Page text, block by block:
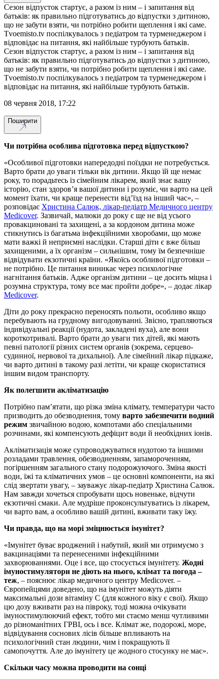
Сезон відпусток стартує, а разом із ним – і запитання від
батьків: як правильно підготуватись до відпустки з дитиною,
що не забути взяти, чи потрібно робити щеплення і які саме.
Tvoemisto.tv поспілкувалось з педіатром та турменеджером і
відповідає на питання, які найбільше турбують батьків.
Сезон відпусток стартує, а разом із ним – і запитання від
батьків: як правильно підготуватись до відпустки з дитиною,
що не забути взяти, чи потрібно робити щеплення і які саме.
Tvoemisto.tv поспілкувалось з педіатром та турменеджером і
відповідає на питання, які найбільше турбують батьків.
08 червня 2018, 17:22
Поширити
Чи потрібна особлива підготовка перед відпусткою?
«Особливої підготовки напередодні поїздки не потребується.
Варто брати до уваги тільки вік дитини. Якщо їй ще немає
року, то порадьтесь із сімейним лікарем, який знає вашу
історію, стан здоров’я вашої дитини і розуміє, чи варто на цей
момент їхати, чи краще перенести від’їзд на інший час», –
розповідає Христина Салюк, лікар-педіатр Медичного центру
Medicover. Зазвичай, малюки до року є ще не від усього
провакциновані та захищені, а за кордоном дитина може
стикнутись із багатьма інфекційними хворобами, що може
мати важкі й неприємні наслідки. Старші діти є вже більш
захищеними, а їх організм – сильнішим, тому їм безпечніше
відвідувати екзотичні країни. «Якоїсь особливої підготовки –
не потрібно. Це питання виникає через психологічне
нагнітання батьків. Адже організм дитини – це досить міцна і
розумна структура, тому все має пройти добре», – додає лікар
Medicover.
Діти до року прекрасно переносять польоти, особливо якщо
перебувають на грудному вигодовуванні. Звісно, трапляються
індивідуальні реакції (нудота, закладені вуха), але вони
короткотривалі. Варто брати до уваги тих дітей, які мають
певні патології різних систем органів (зокрема, серцево-
судинної, нервової та дихальної). Але сімейний лікар підкаже,
чи варто дитині в такому разі летіти, чи краще скористатися
іншим видом транспорту.
Як полегшити акліматизацію
Потрібно пам’ятати, що різка зміна клімату, температури часто
призводить до обезводнення, тому варто забезпечити водний
режим звичайною водою, компотами або спеціальними
розчинами, які компенсують дефіцит води й необхідних іонів.
Акліматизація може супроводжуватися нудотою та іншими
розладами травлення, обезводненням, запамороченням,
погіршенням загального стану подорожуючого. Зміна якості
води, їжі та кліматичних умов – це основні компоненти, на які
слід звертати увагу, – зауважує лікар-педіатр Христина Салюк.
Нам завжди хочеться спробувати щось новеньке, відчути
екзотичні смаки. Але мудріше проконсультуватись із лікарем,
чи варто вам, а особливо вашій дитині, вживати таку їжу.
Чи правда, що на морі зміцнюється імунітет?
«Імунітет буває вроджений і набутий, який ми отримуємо з
вакцинаціями та перенесеними інфекційними
захворюваннями. Оце і все, що стосується імунітету. Жодні
імуностимулятори не діють на нього, клімат та погода –
теж, – пояснює лікар медичного центру Medicover. –
Європейцями доведено, що на імунітет можуть діяти
максимальні дози вітаміну С (для кожного віку є свої). Якщо
цю дозу вживати раз на півроку, тоді можна очікувати
імуностимулюючий ефект, тобто ми стаємо менш чутливими
до різноманітних ГРВІ, ось і все. Клімат же, подорожі, море,
відвідування соснових лісів більше впливають на
психологічний стан людини, чим і покращують її
самопочуття. Але до імунітету це жодного стосунку не має».
Скільки часу можна проводити на сонці